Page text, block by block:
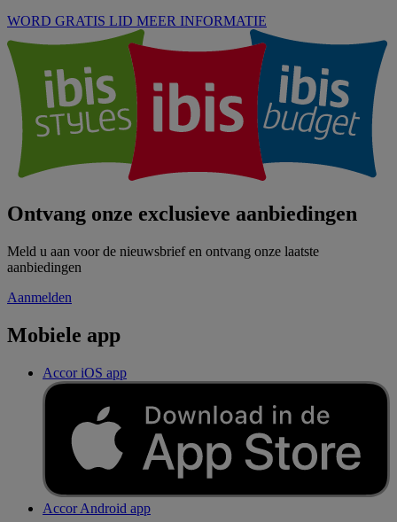
WORD GRATIS LID MEER INFORMATIE
Ontvang onze exclusieve aanbiedingen
Meld u aan voor de nieuwsbrief en ontvang onze laatste
aanbiedingen
Aanmelden
Mobiele app
Accor iOS app
Accor Android app